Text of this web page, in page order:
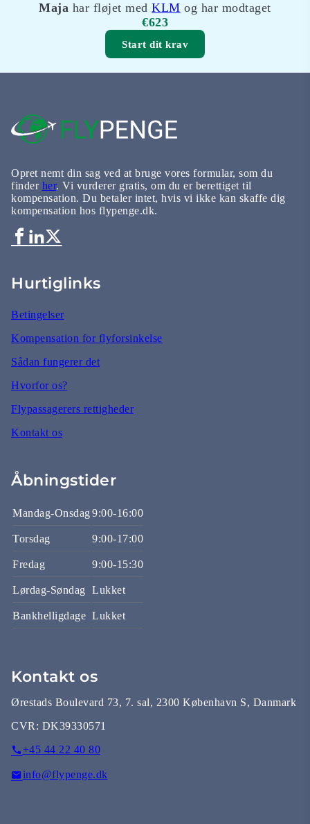
Maja har fløjet medKLM og har modtaget
€623
Start dit krav
Opret nemt din sag ved at bruge vores formular, som du
finder her. Vi vurderer gratis, om du er berettiget til
kompensation. Du betaler intet, hvis vi ikke kan skaffe dig
kompensation hos flypenge.dk.
Hurtiglinks
Betingelser
Kompensation for flyforsinkelse
Sådan fungerer det
Hvorfor os?
Flypassagerers rettigheder
Kontakt os
Åbningstider
Mandag-Onsdag9:00-16:00
Torsdag 9:00-17:00
Fredag 9:00-15:30
Lørdag-Søndag Lukket
Bankhelligdage Lukket
Kontakt os
Ørestads Boulevard 73, 7. sal, 2300 København S, Danmark
CVR: DK39330571
+45 44 22 40 80
info@flypenge.dk